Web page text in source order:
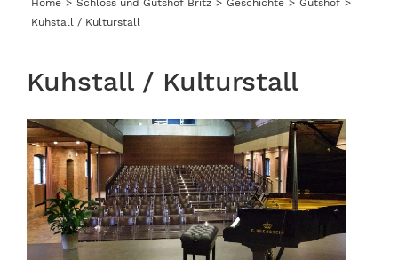
Home Schloss und Gutshof Britz Geschichte
Gutshof
Kuhstall / Kulturstall
Kuhstall / Kulturstall